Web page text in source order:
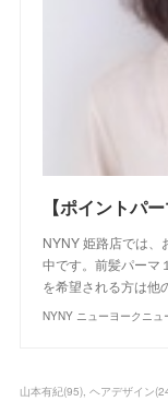
NYNY 姫路店では、
中です。前髪パーマ
を希望される方は他
NYNY ニューヨークニュ
山本有紀(95) ヘアデザイン(